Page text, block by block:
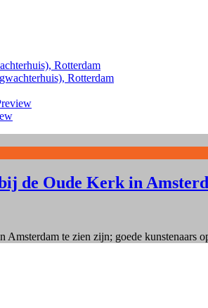
Rotterdam
Rotterdam
de Oude Kerk in
te zien zijn; goede kunstenaars